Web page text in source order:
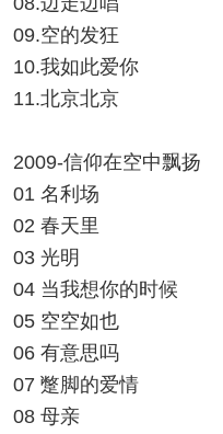
09.空的发狂
10.我如此爱你
11.北京北京
2009-信仰在空中飘扬
01 名利场
02 春天里
03 光明
04 当我想你的时候
05 空空如也
06 有意思吗
07 蹩脚的爱情
08 母亲